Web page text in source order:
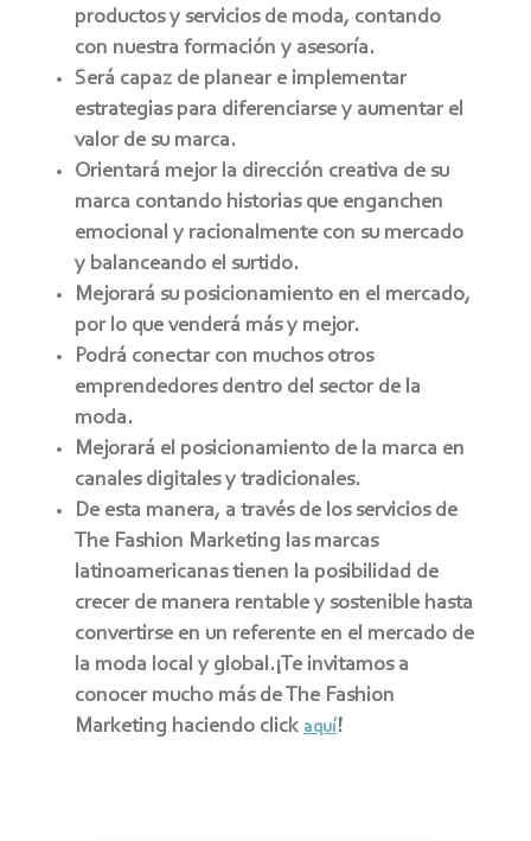
productos y servicios de moda, contando
con nuestra formación y asesoría.
Será capaz de planear e implementar
estrategias para diferenciarse y aumentar el
valor de su marca.
Orientará mejor la dirección creativa de su
marca contando historias que enganchen
emocional y racionalmente con su mercado
y balanceando el surtido.
Mejorará su posicionamiento en el mercado,
por lo que venderá más y mejor.
Podrá conectar con muchos otros
emprendedores dentro del sector de la
moda.
Mejorará el posicionamiento de la marca en
canales digitales y tradicionales.
De esta manera, a través de los servicios de
The Fashion Marketing las marcas
latinoamericanas tienen la posibilidad de
crecer de manera rentable y sostenible hasta
convertirse en un referente en el mercado de
la moda local y global.¡Te invitamos a
conocer mucho más de The Fashion
Marketing haciendo click aquí!